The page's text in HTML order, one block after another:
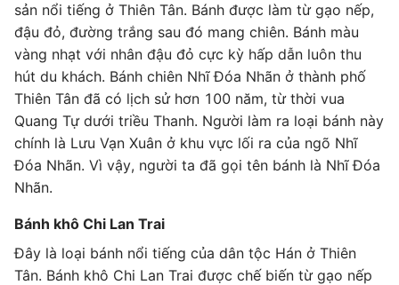
sản nổi tiếng ở Thiên Tân. Bánh được làm từ gạo nếp,
đậu đỏ, đường trắng sau đó mang chiên. Bánh màu
vàng nhạt với nhân đậu đỏ cực kỳ hấp dẫn luôn thu
hút du khách. Bánh chiên Nhĩ Đóa Nhãn ở thành phố
Thiên Tân đã có lịch sử hơn 100 năm, từ thời vua
Quang Tự dưới triều Thanh. Người làm ra loại bánh này
chính là Lưu Vạn Xuân ở khu vực lối ra của ngõ Nhĩ
Đóa Nhãn. Vì vậy, người ta đã gọi tên bánh là Nhĩ Đóa
Nhãn.
Bánh khô Chi Lan Trai
Đây là loại bánh nổi tiếng của dân tộc Hán ở Thiên
Tân. Bánh khô Chi Lan Trai được chế biến từ gạo nếp